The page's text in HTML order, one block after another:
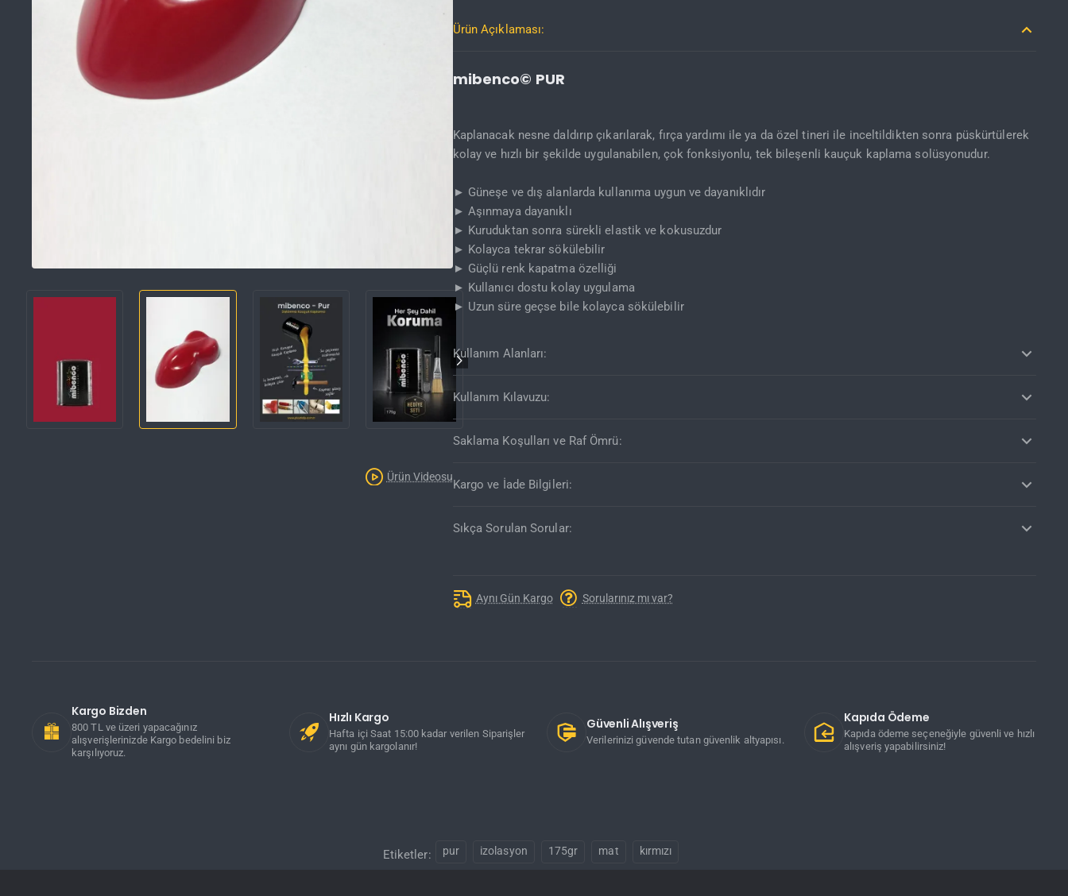
Ürün Videosu
Ürün Açıklaması:
mibenco© PUR
Kaplanacak nesne daldırıp çıkarılarak, fırça yardımı ile ya da özel tineri ile inceltildikten sonra püskürtülerek
kolay ve hızlı bir şekilde uygulanabilen, çok fonksiyonlu, tek bileşenli kauçuk kaplama solüsyonudur.
► Güneşe ve dış alanlarda kullanıma uygun ve dayanıklıdır
► Aşınmaya dayanıklı
► Kuruduktan sonra sürekli elastik ve kokusuzdur
► Kolayca tekrar sökülebilir
► Güçlü renk kapatma özelliği
► Kullanıcı dostu kolay uygulama
► Uzun süre geçse bile kolayca sökülebilir
Kullanım Alanları:
Kullanım Kılavuzu:
Saklama Koşulları ve Raf Ömrü:
Kargo ve İade Bilgileri:
Sıkça Sorulan Sorular:
Aynı Gün Kargo Sorularınız mı var?
Kargo Bizden
800 TL ve üzeri yapacağınız
alışverişlerinizde Kargo bedelini biz
karşılıyoruz.
Hızlı Kargo
Hafta içi Saat 15:00 kadar verilen Siparişler
aynı gün kargolanır!
Güvenli Alışveriş
Verilerinizi güvende tutan güvenlik altyapısı.
Kapıda Ödeme
Kapıda ödeme seçeneğiyle güvenli ve hızlı
alışveriş yapabilirsiniz!
Etiketler: pur izolasyon 175gr mat kırmızı